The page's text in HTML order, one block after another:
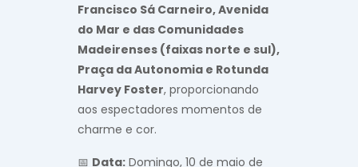
Francisco Sá Carneiro, Avenida
do Mar e das Comunidades
Madeirenses (faixas norte e sul),
Praça da Autonomia e Rotunda
Harvey Foster, proporcionando
aos espectadores momentos de
charme e cor.
📅 Data: Domingo, 10 de maio de